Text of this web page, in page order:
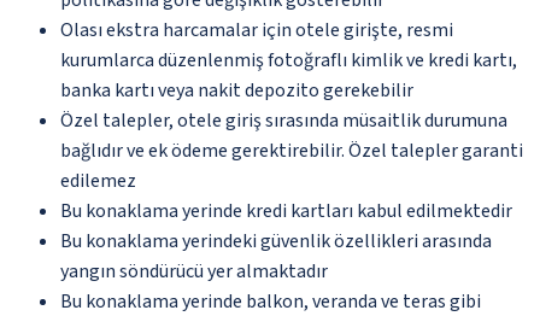
Olası ekstra harcamalar için otele girişte, resmi
kurumlarca düzenlenmiş fotoğraflı kimlik ve kredi kartı,
banka kartı veya nakit depozito gerekebilir
Özel talepler, otele giriş sırasında müsaitlik durumuna
bağlıdır ve ek ödeme gerektirebilir. Özel talepler garanti
edilemez
Bu konaklama yerinde kredi kartları kabul edilmektedir
Bu konaklama yerindeki güvenlik özellikleri arasında
yangın söndürücü yer almaktadır
Bu konaklama yerinde balkon, veranda ve teras gibi